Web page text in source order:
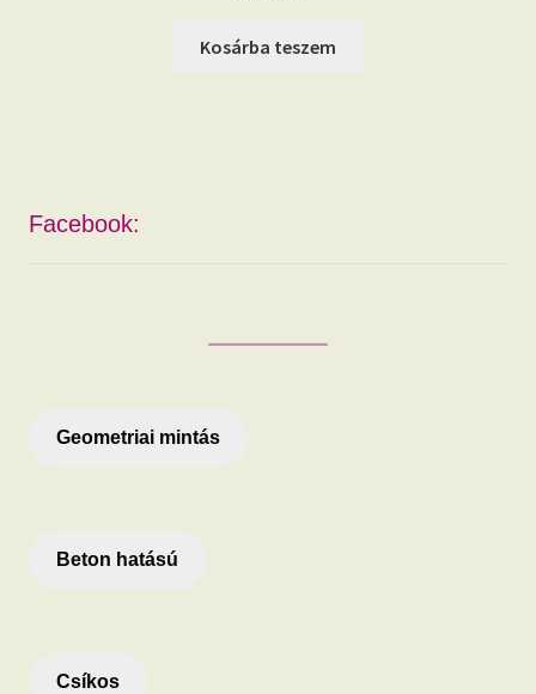
Kosárba teszem
Facebook:
Geometriai mintás
Beton hatású
Csíkos